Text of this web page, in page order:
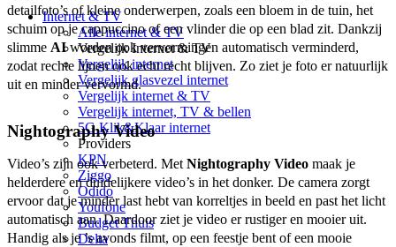
Internet & TV
Alle internet & TV
Vergelijk Internet & TV
Vergelijk internet
Vergelijk glasvezel internet
Vergelijk internet & TV
Vergelijk internet, TV & bellen
5G Klik&Klaar internet
Providers
KPN
Ziggo
Odido
Youfone
Budget Thuis
Delta
detailfoto’s of kleine onderwerpen, zoals een bloem in de tuin, het
schuim op je cappuccino of een vlinder die op een blad zit. Dankzij
slimme AI worden ook vervormingen automatisch verminderd,
zodat rechte lijnen ook echt recht blijven. Zo ziet je foto er natuurlijk
uit en minder vervormd.
Nightography Video
Video’s zijn ook verbeterd. Met Nightography Video maak je
helderdere en duidelijkere video’s in het donker. De camera zorgt
ervoor dat je minder last hebt van korreltjes in beeld en past het licht
automatisch aan. Daardoor ziet je video er rustiger en mooier uit.
Handig als je ’s avonds filmt, op een feestje bent of een mooie